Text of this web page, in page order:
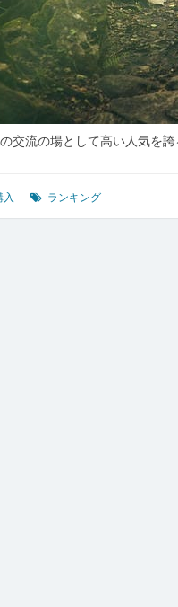
交流の場として高い人気を誇
入 ランキング